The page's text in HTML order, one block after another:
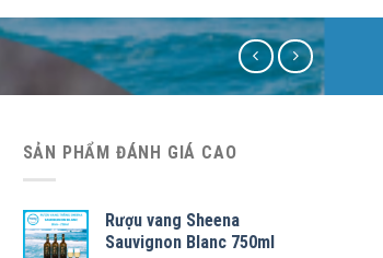
SẢN PHẨM ĐÁNH GIÁ CAO
Rượu vang Sheena
Sauvignon Blanc 750ml